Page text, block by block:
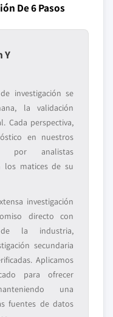
De 6 Pasos
Y
investigación se
la validación
Cada perspectiva,
en nuestros
por analistas
los matices de su
investigación
directo con
la industria,
secundaria
Aplicamos
para ofrecer
una
fuentes de datos